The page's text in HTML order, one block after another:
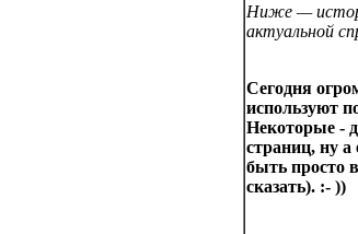
Ниже —
актуальной
Сегодня
используют
Некоторые -
страниц, ну а
быть просто
сказать). :- ))